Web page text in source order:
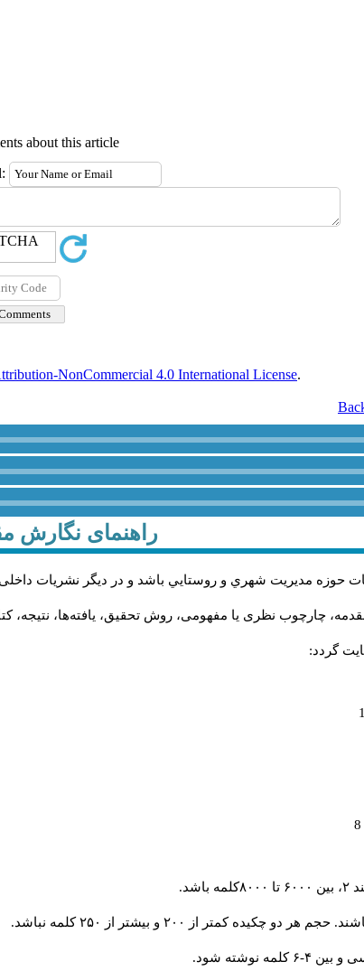
about this article
NonCommercial 4.0 International License.
راهنمای نگارش
حوزه مديريت شهري و روستايي باشد و در دیگر نشریات
چارچوب نظری یا مفهومی، روش تحقیق، یافته‌ها، نتیجه،
گردد:
کمتر از ۲۰۰ و بیشتر از ۲۵۰ کلمه نباشد.
شود.